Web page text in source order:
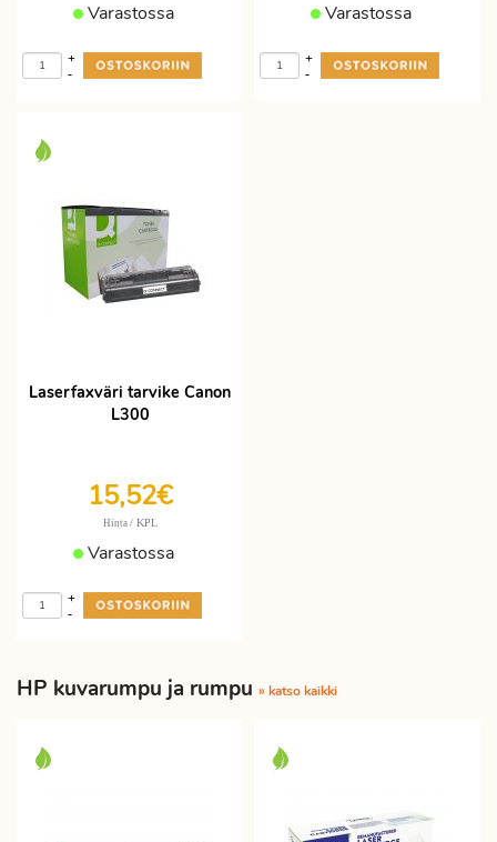
Varastossa
-
+
Varastossa
-
+
Laserfaxväri tarvike Canon
L300
15,52€
Hinta / KPL
Varastossa
-
+
HP kuvarumpu ja rumpu » katso kaikki